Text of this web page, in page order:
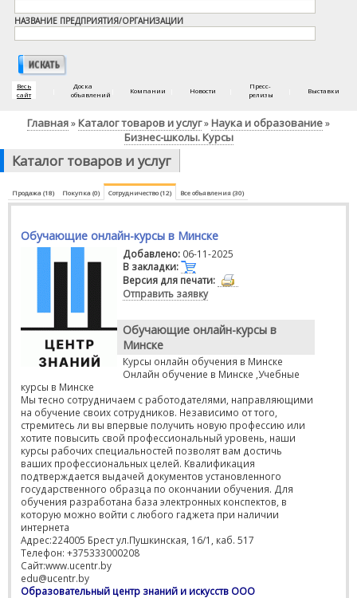
НАЗВАНИЕ ПРЕДПРИЯТИЯ/ОРГАНИЗАЦИИ
Весь
сайт
Доска
объявлений
Компании Новости
Пресс-
релизы
Выставки
Главная» Каталог товаров и услуг» Наука и образование»
Бизнес-школы. Курсы
Каталог товаров и услуг
Продажа (18) Покупка (0) Сотрудничество (12) Все объявления (30)
Обучающие онлайн-курсы в Минске
Добавлено: 06-11-2025
В закладки:
Версия для печати:
Отправить заявку
Обучающие онлайн-курсы в
Минске
Курсы онлайн обучения в Минске
Онлайн обучение в Минске ,Учебные
курсы в Минске
Мы тесно сотрудничаем с работодателями, направляющими
на обучение своих сотрудников. Независимо от того,
стремитесь ли вы впервые получить новую профессию или
хотите повысить свой профессиональный уровень, наши
курсы рабочих специальностей позволят вам достичь
ваших профессиональных целей. Квалификация
подтверждается выдачей документов установленного
государственного образца по окончании обучения. Для
обучения разработана база электронных конспектов, в
которую можно войти с любого гаджета при наличии
интернета
Адрес:224005 Брест ул.Пушкинская, 16/1, каб. 517
Телефон: +375333000208
Сайт:www.ucentr.by
edu@ucentr.by
Образовательный центр знаний и искусств ООО